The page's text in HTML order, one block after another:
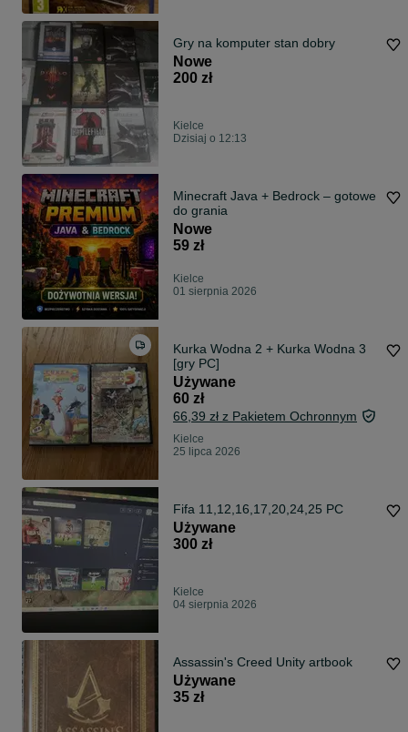
Gry na komputer stan dobry
Nowe
200 zł
Kielce
Dzisiaj o 12:13
Minecraft Java + Bedrock – gotowe
do grania
Nowe
59 zł
Kielce
01 sierpnia 2026
Kurka Wodna 2 + Kurka Wodna 3
[gry PC]
Używane
60 zł
66,39 zł z Pakietem Ochronnym
Kielce
25 lipca 2026
Fifa 11,12,16,17,20,24,25 PC
Używane
300 zł
Kielce
04 sierpnia 2026
Assassin's Creed Unity artbook
Używane
35 zł